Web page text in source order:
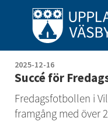
2025-12-16
Succé för
Fredagsfotbollen i
framgång med över